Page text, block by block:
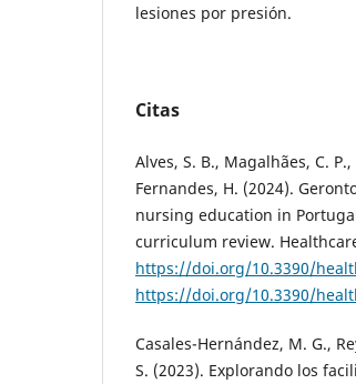
lesiones por presión.
Citas
Alves, S. B., Magalhães, C.
Fernandes, H. (2024).
nursing education in
curriculum review.
https://doi.org/10.3390/
https://doi.org/10.3390/
Casales-Hernández, M. G.,
S. (2023). Explorando los